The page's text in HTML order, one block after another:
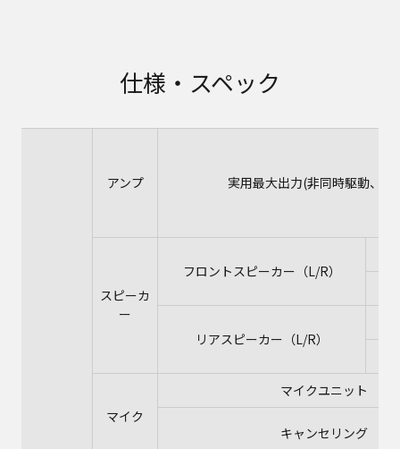
仕様・スペック
アンプ 実用最大出力(非同時駆動、
スピーカ
ー
フロントスピーカー（L/R）
リアスピーカー（L/R）
マイク
マイクユニット
キャンセリング